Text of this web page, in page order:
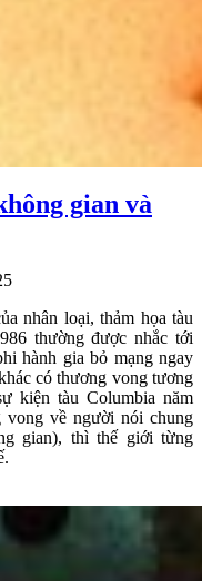
gian và
nhân loại, thảm họa tàu
thường được nhắc tới
hành gia bỏ mạng ngay
có thương vong tương
kiện tàu Columbia năm
vong về người nói chung
gian), thì thế giới từng